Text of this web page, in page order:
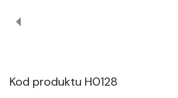
Kod produktu H0128